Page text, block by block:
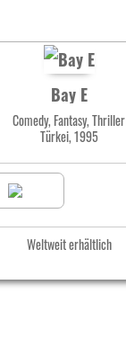
Bay E
Comedy, Fantasy, Thriller
Türkei, 1995
Weltweit erhältlich